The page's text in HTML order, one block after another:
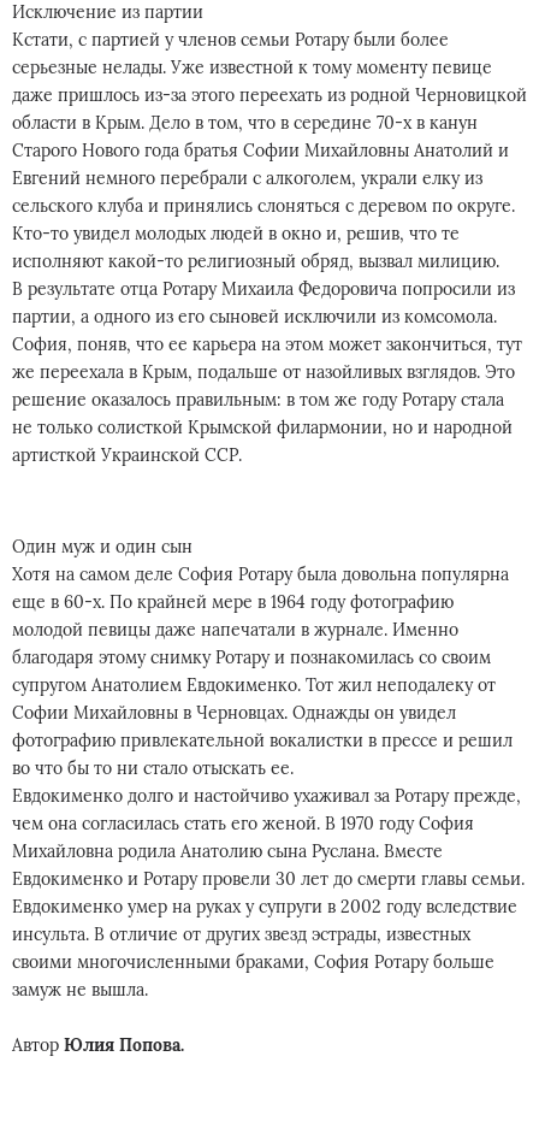
Исключение из партии
Кстати, с партией у членов семьи Ротару были более
серьезные нелады. Уже известной к тому моменту певице
даже пришлось из-за этого переехать из родной Черновицкой
области в Крым. Дело в том, что в середине 70-х в канун
Старого Нового года братья Софии Михайловны Анатолий и
Евгений немного перебрали с алкоголем, украли елку из
сельского клуба и принялись слоняться с деревом по округе.
Кто-то увидел молодых людей в окно и, решив, что те
исполняют какой-то религиозный обряд, вызвал милицию.
В результате отца Ротару Михаила Федоровича попросили из
партии, а одного из его сыновей исключили из комсомола.
София, поняв, что ее карьера на этом может закончиться, тут
же переехала в Крым, подальше от назойливых взглядов. Это
решение оказалось правильным: в том же году Ротару стала
не только солисткой Крымской филармонии, но и народной
артисткой Украинской ССР.
Один муж и один сын
Хотя на самом деле София Ротару была довольна популярна
еще в 60-х. По крайней мере в 1964 году фотографию
молодой певицы даже напечатали в журнале. Именно
благодаря этому снимку Ротару и познакомилась со своим
супругом Анатолием Евдокименко. Тот жил неподалеку от
Софии Михайловны в Черновцах. Однажды он увидел
фотографию привлекательной вокалистки в прессе и решил
во что бы то ни стало отыскать ее.
Евдокименко долго и настойчиво ухаживал за Ротару прежде,
чем она согласилась стать его женой. В 1970 году София
Михайловна родила Анатолию сына Руслана. Вместе
Евдокименко и Ротару провели 30 лет до смерти главы семьи.
Евдокименко умер на руках у супруги в 2002 году вследствие
инсульта. В отличие от других звезд эстрады, известных
своими многочисленными браками, София Ротару больше
замуж не вышла.
Автор Юлия Попова.